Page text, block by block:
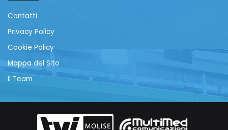
Contatti
Privacy Policy
Cookie Policy
Mappa del Sito
Il Team